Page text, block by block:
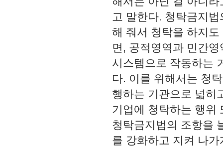
고 말한다. 청탁금지
해 줘서 청탁을 하지
면, 공적영역과 민간
시스템으로 작동하는
다. 이를 위해서는 청
행하는 기관으로 넓히
기업에 청탁하는 행위
청탁금지법의 조항을
를 강화하고 지켜 나